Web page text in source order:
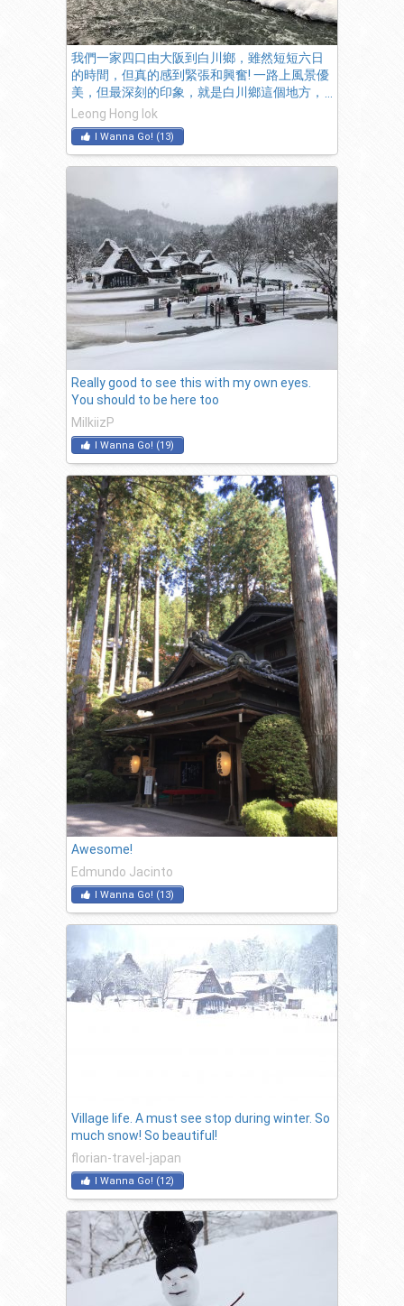
我們一家四口由大阪到白川鄉，雖然短短六日
的時間，但真的感到緊張和興奮! 一路上風景優
美，但最深刻的印象，就是白川鄉這個地方，
白茫茫的雪佈滿了這條村莊 猶如一個童話世
界，不愧是一個世界文化遺產……白川鄉
Leong Hong Iok
I Wanna Go! (13)
Really good to see this with my own eyes.
You should to be here too
MilkiizP
I Wanna Go! (19)
Awesome!
Edmundo Jacinto
I Wanna Go! (13)
Village life. A must see stop during winter. So
much snow! So beautiful!
florian-travel-japan
I Wanna Go! (12)